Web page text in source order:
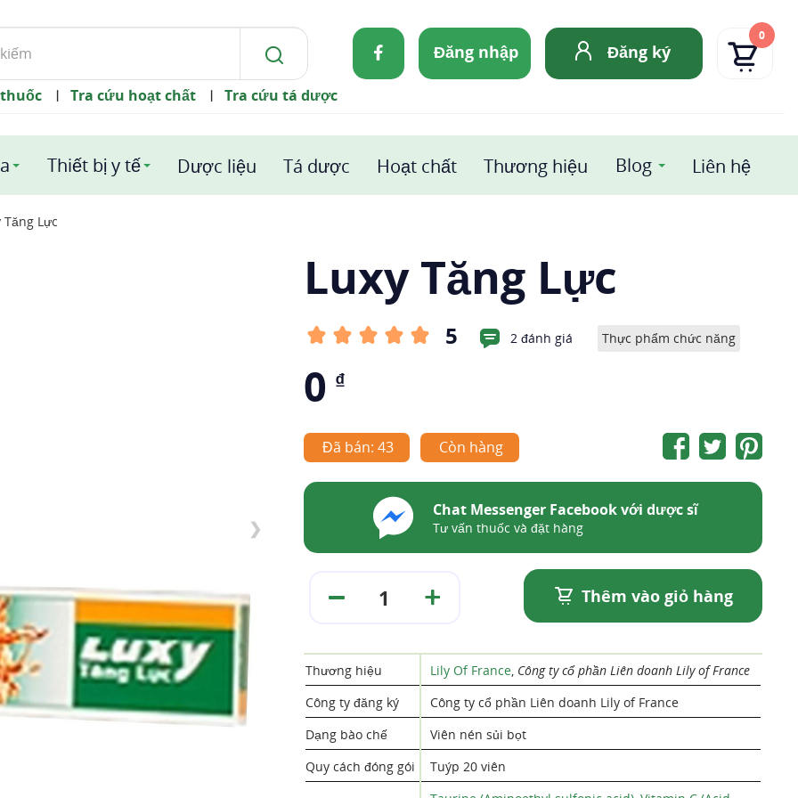
Đăng nhập Đăng ký
0
| Tra cứu hoạt chất | Tra cứu tá dược
Thiết bị y tế Dược liệu Tá dược Hoạt chất Thương hiệu Blog Liên hệ
Tăng Lực
❯
Luxy Tăng Lực
5 2 đánh giá Thực phẩm chức năng
0 ₫
Đã bán: 43 Còn hàng
Chat Messenger Facebook với dược sĩ
Tư vấn thuốc và đặt hàng
Thêm vào giỏ hàng
Thương hiệu Lily Of France, Công ty cổ phần Liên doanh Lily of France
Công ty đăng ký
Công ty cổ phần Liên doanh Lily of France
Dạng bào chế
Viên nén sủi bọt
Quy cách đóng gói
Tuýp 20 viên